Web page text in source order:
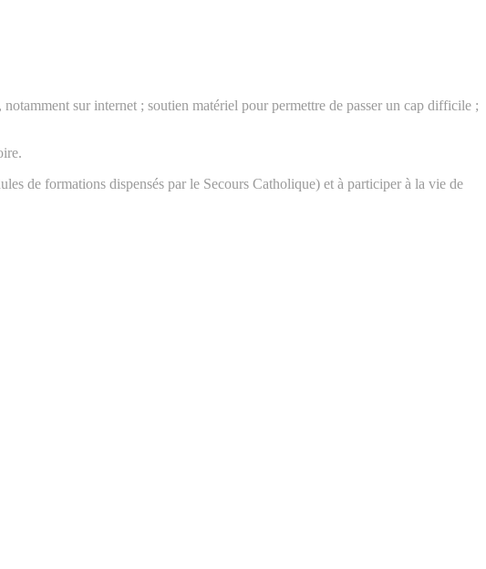
sur internet ; soutien matériel pour permettre de passer un cap difficile ;
de formations dispensés par le Secours Catholique) et à participer à la vie de